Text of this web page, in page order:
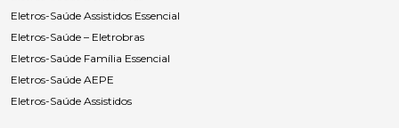
Eletros-Saúde Assistidos Essencial
Eletros-Saúde – Eletrobras
Eletros-Saúde Família Essencial
Eletros-Saúde AEPE
Eletros-Saúde Assistidos